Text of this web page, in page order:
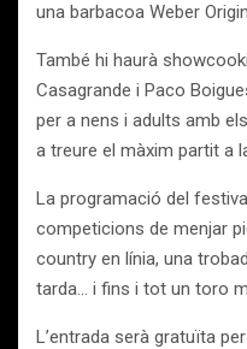
una barbacoa Weber
També hi haurà
Casagrande i Paco
per a nens i adults amb
a treure el màxim partit a
La programació del
competicions de menjar
country en línia, una
tarda… i fins i tot un toro
L’entrada serà gratuïta